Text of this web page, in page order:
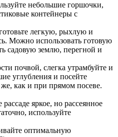
небольшие горшочки,
контейнеры с
легкую, рыхлую и
Можно использовать готовую
садовую землю, перегной и
почвой, слегка утрамбуйте и
углубления и посейте
же, как и при прямом посеве.
яркое, но рассеянное
используйте
оптимальную